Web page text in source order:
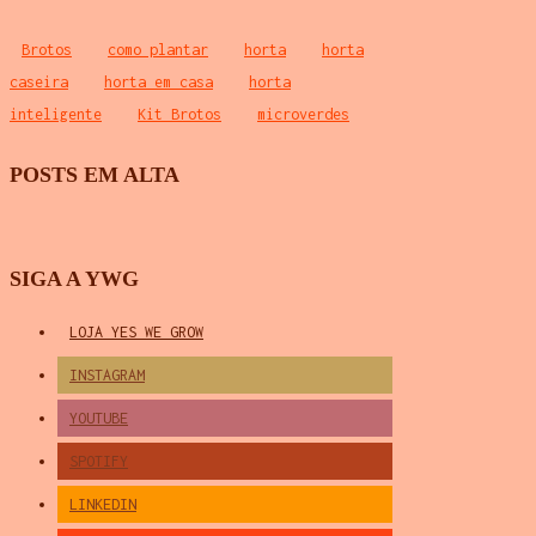
Brotos como plantar horta
horta
caseira
horta em casa
horta
inteligente
Kit Brotos microverdes
POSTS EM ALTA
SIGA A YWG
LOJA YES WE GROW
INSTAGRAM
YOUTUBE
SPOTIFY
LINKEDIN